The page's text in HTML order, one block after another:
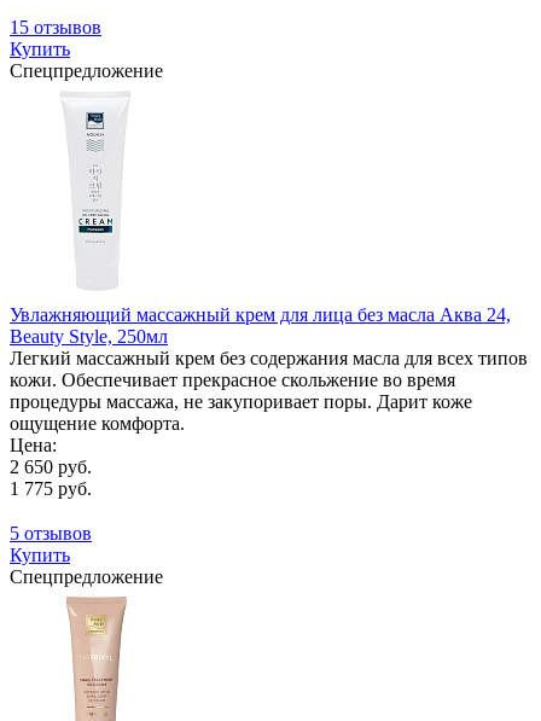
15 отзывов
Купить
Спецпредложение
Увлажняющий массажный крем для лица без масла Аква 24,
Beauty Style, 250мл
Легкий массажный крем без содержания масла для всех типов
кожи. Обеспечивает прекрасное скольжение во время
процедуры массажа, не закупоривает поры. Дарит коже
ощущение комфорта.
Цена:
2 650 руб.
1 775 руб.
5 отзывов
Купить
Спецпредложение